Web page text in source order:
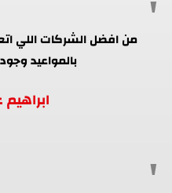
من افضل الشركات اللي
بالمواعيد
ابراهيم